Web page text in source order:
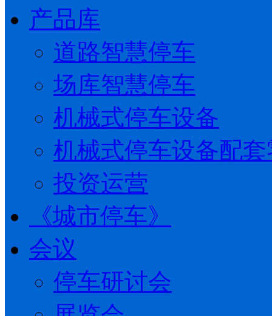
产品库
道路智慧停车
场库智慧停车
机械式停车设备
机械式停车设备配
投资运营
《城市停车》
会议
停车研讨会